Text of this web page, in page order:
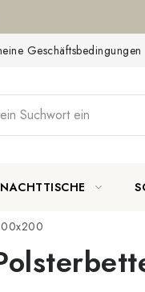
Geschäftsbedingungen
NACHTTISCHE